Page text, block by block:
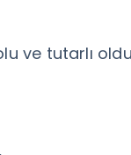
ve tutarlı